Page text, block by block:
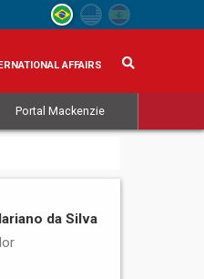
AFFAIRS
Portal Mackenzie
da Silva